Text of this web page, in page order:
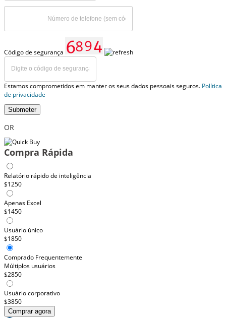
Código de segurança
Estamos comprometidos em manter os seus dados pessoais seguros. Política
de privacidade
Submeter
OR
Compra Rápida
Relatório rápido de inteligência
$1250
Apenas Excel
$1450
Usuário único
$1850
Comprado Frequentemente
Múltiplos usuários
$2850
Usuário corporativo
$3850
Comprar agora